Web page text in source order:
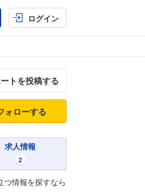
ログイン
トを投稿する
ォローする
求人情報
2
情報を探すなら